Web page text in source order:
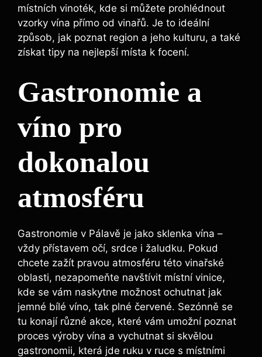
místních vinoték, kde si můžete prohlédnout
vzorky vína přímo od vinařů. Je to ideální
způsob, jak poznat region a jeho kulturu, a také
získat tipy na nejlepší místa k focení.
Gastronomie a
víno pro
dokonalou
atmosféru
Gastronomie v Pálavě je jako sklenka vína –
vždy přístavem očí, srdce i žaludku. Pokud
chcete zažít pravou atmosféru této vinařské
oblasti, nezapomeňte navštívit místní vinice,
kde se vám naskytne možnost ochutnat jak
jemné bílé víno, tak plné červené. Sezónně se
tu konají různé akce, které vám umožní poznat
proces výroby vína a vychutnat si skvělou
gastronomii, která jde ruku v ruce s místními